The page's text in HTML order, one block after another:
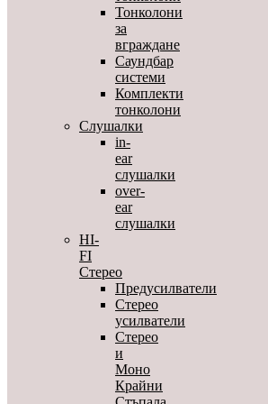
Тонколони
за
вграждане
Саундбар
системи
Комплекти
тонколони
Слушалки
in-
ear
слушалки
over-
ear
слушалки
HI-
FI
Стерео
Предусилватели
Стерео
усилватели
Стерео
и
Моно
Крайни